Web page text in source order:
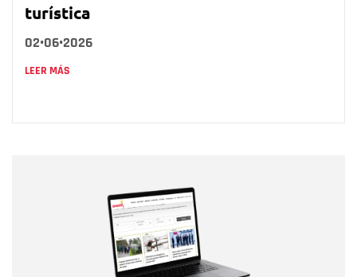
turística
02•06•2026
LEER MÁS
Correo electrónico